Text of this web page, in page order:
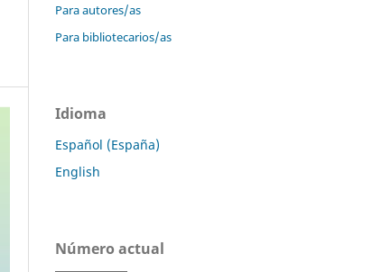
Para autores/as
Para bibliotecarios/as
Idioma
Español (España)
English
Número actual